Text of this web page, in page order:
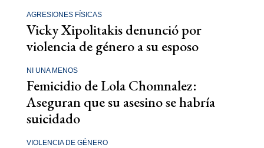
AGRESIONES FÍSICAS
Vicky Xipolitakis denunció por
violencia de género a su esposo
NI UNA MENOS
Femicidio de Lola Chomnalez:
Aseguran que su asesino se habría
suicidado
VIOLENCIA DE GÉNERO